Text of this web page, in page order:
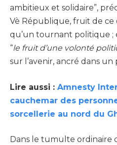
ambitieux et solidaire”,
Vè République, fruit de ce
qu’un tournant politique ;
“le fruit d’une volonté
sur l’avenir, ancré dans
Lire aussi : Amnesty
cauchemar des
sorcellerie au nord du
Dans le tumulte ordinaire